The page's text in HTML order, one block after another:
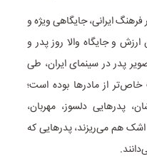
فرهنگ ایرانی، جایگاهی ویژه و
و جایگاه والا روز پدر و
پدر در سینمای ایران، طی
از مادرها بوده است؛
پدرهایی دلسوز، مهربان،
هم می‌ریزند، پدرهایی که